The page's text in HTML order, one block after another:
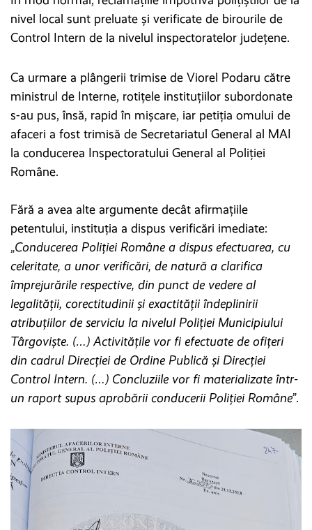
nivel local sunt preluate și verificate de birourile de
Control Intern de la nivelul inspectoratelor județene.
Ca urmare a plângerii trimise de Viorel Podaru către
ministrul de Interne, rotițele instituțiilor subordonate
s-au pus, însă, rapid în mișcare, iar petiția omului de
afaceri a fost trimisă de Secretariatul General al MAI
la conducerea Inspectoratului General al Poliției
Române.
Fără a avea alte argumente decât afirmațiile
petentului, instituția a dispus verificări imediate:
„Conducerea Poliției Române a dispus efectuarea, cu
celeritate, a unor verificări, de natură a clarifica
împrejurările respective, din punct de vedere al
legalității, corectitudinii și exactității îndeplinirii
atribuțiilor de serviciu la nivelul Poliției Municipiului
Târgoviște. (…) Activitățile vor fi efectuate de ofițeri
din cadrul Direcției de Ordine Publică și Direcției
Control Intern. (…) Concluziile vor fi materializate într-
un raport supus aprobării conducerii Poliției Române”.